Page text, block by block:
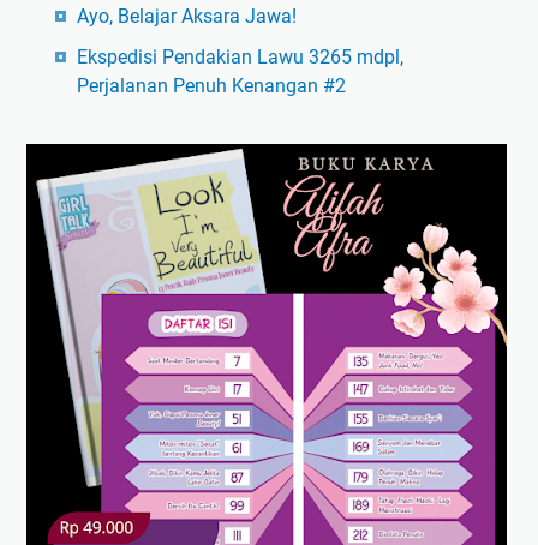
Ayo, Belajar Aksara Jawa!
Ekspedisi Pendakian Lawu 3265 mdpl,
Perjalanan Penuh Kenangan #2